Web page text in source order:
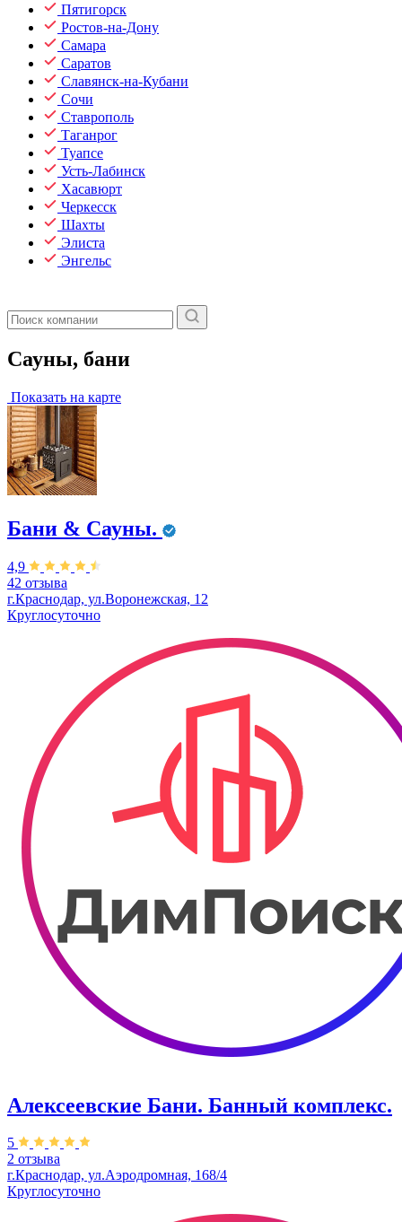
Пятигорск
Ростов-на-Дону
Самара
Саратов
Славянск-на-Кубани
Сочи
Ставрополь
Таганрог
Туапсе
Усть-Лабинск
Хасавюрт
Черкесск
Шахты
Элиста
Энгельс
Сауны, бани
Показать на карте
Бани & Сауны.
4,9
42 отзыва
г.Краснодар, ул.Воронежская, 12
Круглосуточно
Алексеевские Бани. Банный комплекс.
5
2 отзыва
г.Краснодар, ул.Аэродромная, 168/4
Круглосуточно